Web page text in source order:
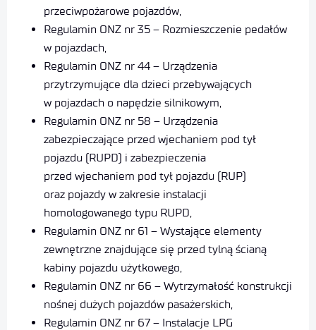
przeciwpożarowe pojazdów,
Regulamin ONZ nr 35 – Rozmieszczenie pedałów
w pojazdach,
Regulamin ONZ nr 44 – Urządzenia
przytrzymujące dla dzieci przebywających
w pojazdach o napędzie silnikowym,
Regulamin ONZ nr 58 – Urządzenia
zabezpieczające przed wjechaniem pod tył
pojazdu (RUPD) i zabezpieczenia
przed wjechaniem pod tył pojazdu (RUP)
oraz pojazdy w zakresie instalacji
homologowanego typu RUPD,
Regulamin ONZ nr 61 – Wystające elementy
zewnętrzne znajdujące się przed tylną ścianą
kabiny pojazdu użytkowego,
Regulamin ONZ nr 66 – Wytrzymałość konstrukcji
nośnej dużych pojazdów pasażerskich,
Regulamin ONZ nr 67 – Instalacje LPG